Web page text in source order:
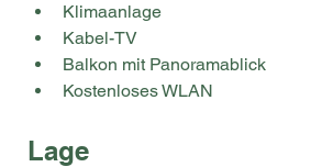
Klimaanlage
Kabel-TV
Balkon mit Panoramablick
Kostenloses WLAN
Lage